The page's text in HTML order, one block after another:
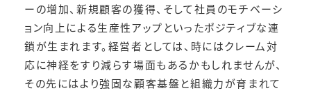
ーの増加、新規顧客の獲得、そして社員のモチベーシ
ョン向上による生産性アップといったポジティブな連
鎖が生まれます。経営者としては、時にはクレーム対
応に神経をすり減らす場面もあるかもしれませんが、
その先にはより強固な顧客基盤と組織力が育まれて